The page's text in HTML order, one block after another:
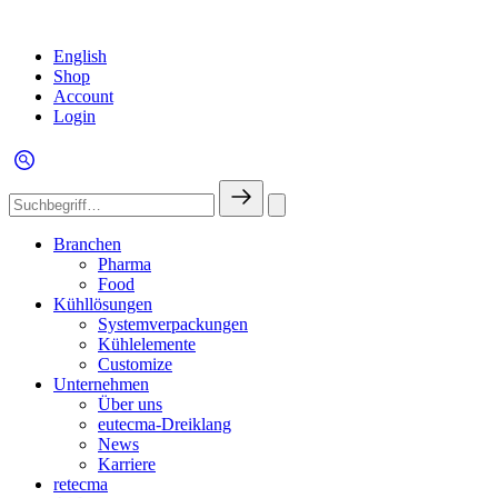
English
Shop
Account
Login
Branchen
Pharma
Food
Kühllösungen
Systemverpackungen
Kühlelemente
Customize
Unternehmen
Über uns
eutecma-Dreiklang
News
Karriere
retecma